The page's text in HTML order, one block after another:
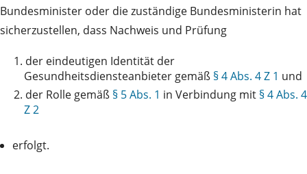
Bundesminister oder die zuständige Bundesministerin hat
sicherzustellen, dass Nachweis und Prüfung
1. der eindeutigen Identität der
Gesundheitsdiensteanbieter gemäß § 4 Abs. 4 Z 1 und
2. der Rolle gemäß § 5 Abs. 1 in Verbindung mit § 4 Abs. 4
Z 2
erfolgt.